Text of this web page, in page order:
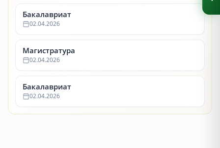
Бакалавриат
02.04.2026
Магистратура
02.04.2026
Бакалавриат
02.04.2026